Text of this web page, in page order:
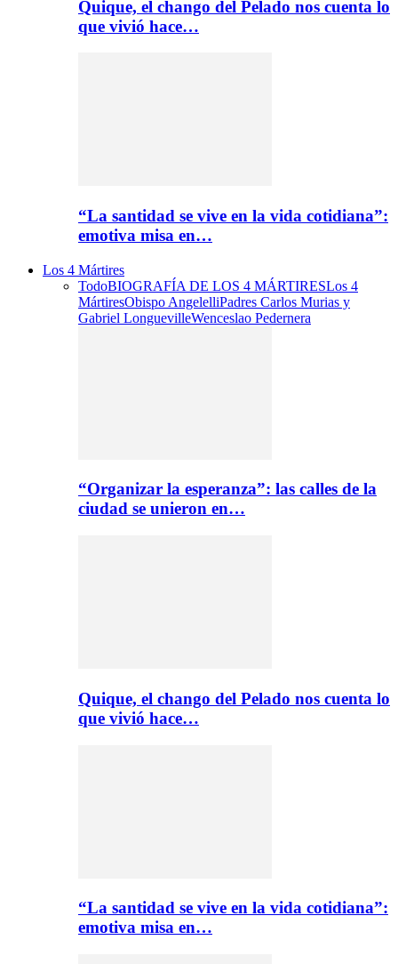
Quique, el chango del Pelado nos cuenta lo
que vivió hace…
“La santidad se vive en la vida cotidiana”:
emotiva misa en…
Los 4 Mártires
TodoBIOGRAFÍA DE LOS 4 MÁRTIRESLos 4
MártiresObispo AngelelliPadres Carlos Murias y
Gabriel LonguevilleWenceslao Pedernera
“Organizar la esperanza”: las calles de la
ciudad se unieron en…
Quique, el chango del Pelado nos cuenta lo
que vivió hace…
“La santidad se vive en la vida cotidiana”:
emotiva misa en…